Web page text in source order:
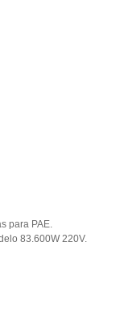
para PAE.
83.600W 220V.